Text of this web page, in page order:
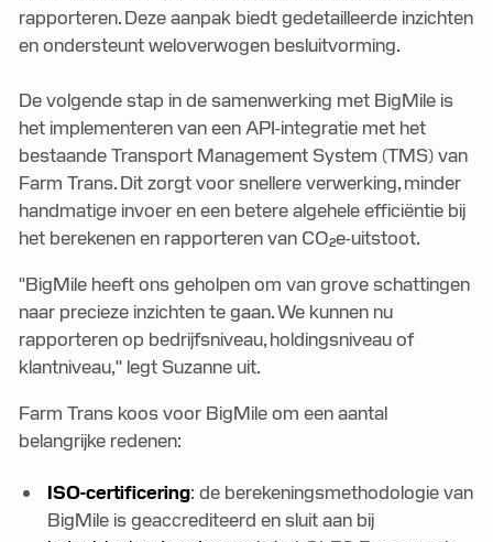
rapporteren. Deze aanpak biedt gedetailleerde inzichten
en ondersteunt weloverwogen besluitvorming.
De volgende stap in de samenwerking met BigMile is
het implementeren van een API-integratie met het
bestaande Transport Management System (TMS) van
Farm Trans. Dit zorgt voor snellere verwerking, minder
handmatige invoer en een betere algehele efficiëntie bij
het berekenen en rapporteren van CO₂e-uitstoot.
"BigMile heeft ons geholpen om van grove schattingen
naar precieze inzichten te gaan. We kunnen nu
rapporteren op bedrijfsniveau, holdingsniveau of
klantniveau," legt Suzanne uit.
Farm Trans koos voor BigMile om een aantal
belangrijke redenen:
ISO-certificering: de berekeningsmethodologie van
BigMile is geaccrediteerd en sluit aan bij